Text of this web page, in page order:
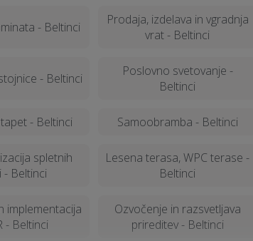
- Beltinci
Prodaja, izdelava in vgradnja
vrat - Beltinci
- Beltinci
Poslovno svetovanje -
Beltinci
- Beltinci Samoobramba - Beltinci
spletnih
- Beltinci
Lesena terasa, WPC terase -
Beltinci
implementacija
- Beltinci
Ozvočenje in razsvetljava
prireditev - Beltinci